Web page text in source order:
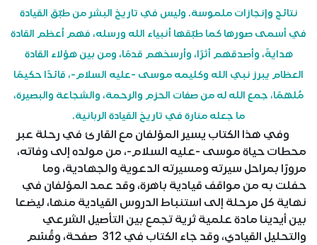
نتائج وإنجازات ملموسة. وليس في تاريخ البشر من طبّق القيادة
في أسمى صورها كما طبّقها أنبياء الله ورسله، فهم أعظم القادة
هدايةً، وأصدقهم أثرًا، وأرسخهم قدمًا، ومن بين هؤلاء القادة
العظام يبرز نبي الله وكليمه موسى -عليه السلام-، قائدًا حكيمًا
مُلهَمًا، جمع الله له من صفات الحزم والرحمة، والشجاعة والبصيرة،
ما جعله منارة في تاريخ القيادة الربانية.
وفي هذا الكتاب يسير المؤلفان مع القارئ في رحلة عبر
محطات حياة موسى -عليه السلام-، من مولده إلى وفاته،
مرورًا بمراحل سيرته ومسيرته الدعوية والجهادية، وما
حفلت به من مواقف قيادية باهرة، وقد عمد المؤلفان في
نهاية كل مرحلة إلى استنباط الدروس القيادية منها، ليضعا
بين أيدينا مادة علمية ثرية تجمع بين التأصيل الشرعي
والتحليل القيادي، وقد جاء الكتاب في 312 صفحة، وقُسّم